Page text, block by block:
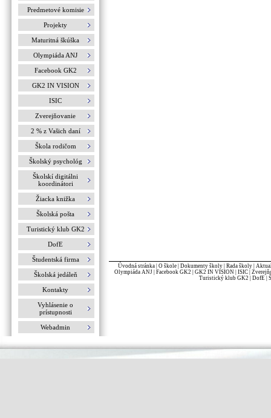
Predmetové komisie
Projekty
Maturitná škúška
Olympiáda ANJ
Facebook GK2
GK2 IN VISION
ISIC
Zverejňovanie
2 % z Vašich daní
Škola rodičom
Školský psychológ
Školskí digitálni
koordinátori
Žiacka knižka
Školská pošta
Turistický klub GK2
DofE
Študentská firma
Školská jedáleň
Kontakty
Vyhlásenie o
prístupnosti
Webadmin
Úvodná stránka O škole Dokumenty školy Rada školy
Olympiáda ANJ| Facebook GK2 GK2 IN VISION| ISIC|
Turistický klub GK2
DofE